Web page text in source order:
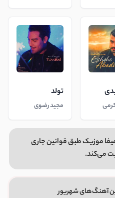
تولد
مجید رضوی
موزیک طبق قوانین جاری
می‌کند.
آهنگ‌های شهریور